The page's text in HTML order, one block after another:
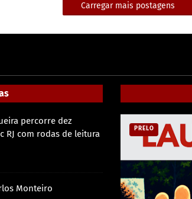
Carregar mais postagens
percorre dez
RJ com rodas de leitura
Monteiro
PRELO